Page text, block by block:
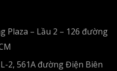
Plaza – Lầu 2 – 126 đường
L-2, 561A đường Điện Biên